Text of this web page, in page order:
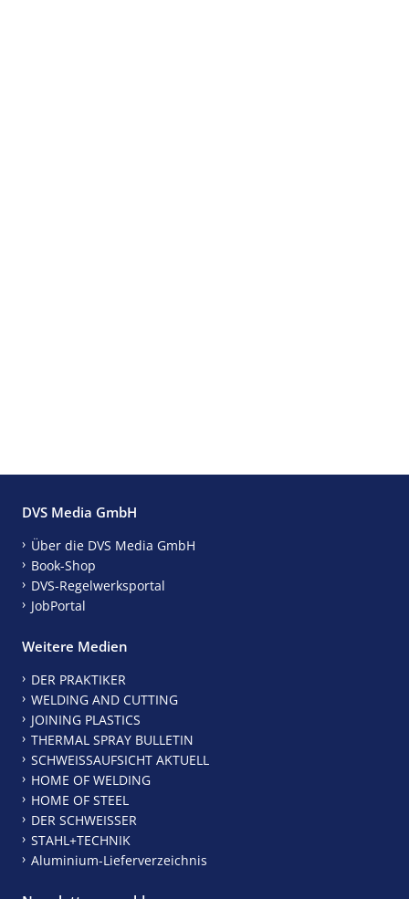
DVS Media GmbH
Über die DVS Media GmbH
Book-Shop
DVS-Regelwerksportal
JobPortal
Weitere Medien
DER PRAKTIKER
WELDING AND CUTTING
JOINING PLASTICS
THERMAL SPRAY BULLETIN
SCHWEISSAUFSICHT AKTUELL
HOME OF WELDING
HOME OF STEEL
DER SCHWEISSER
STAHL+TECHNIK
Aluminium-Lieferverzeichnis